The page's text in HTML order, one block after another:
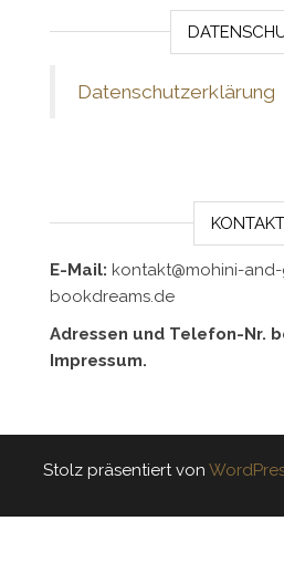
Datenschutzerklärung
KONTAKT
E-Mail: kontakt@mohini-
bookdreams.de
Adressen und Telefon-Nr.
Impressum.
Stolz präsentiert von